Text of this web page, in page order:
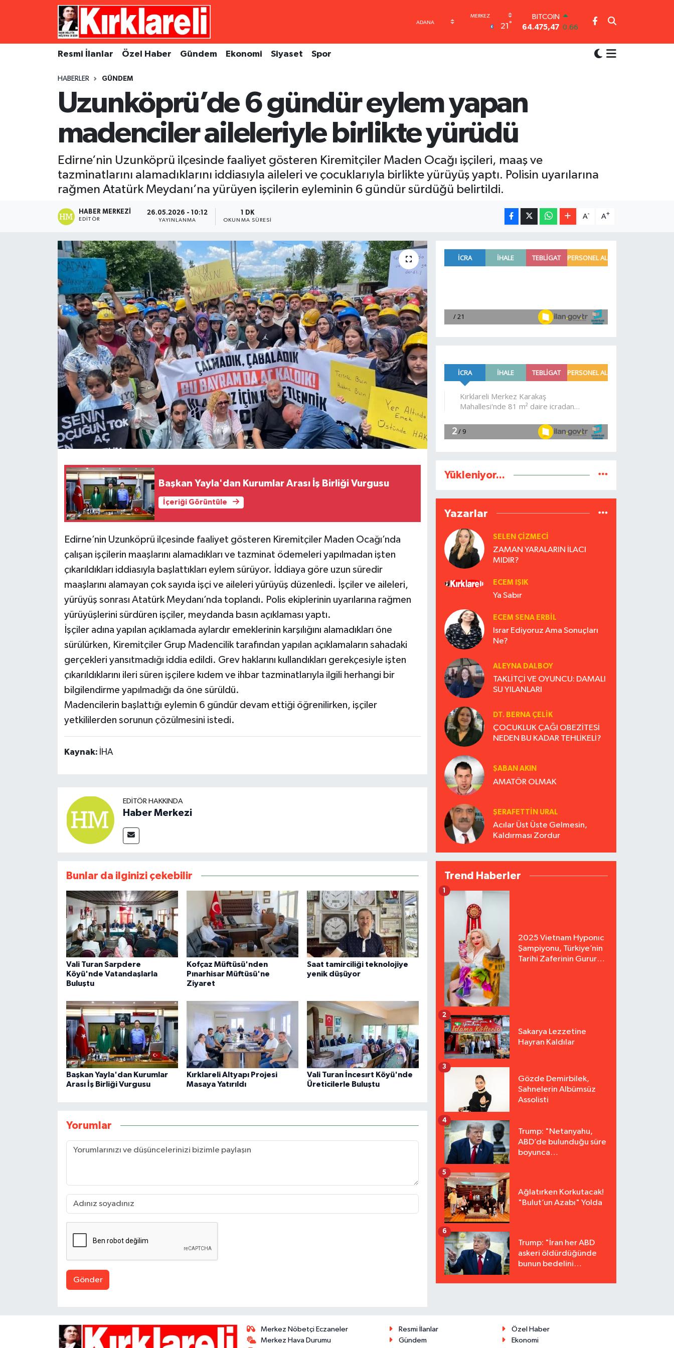
21 °
BITCOIN
64.475,47 0.66
GRAM ALTIN
6527.85
Resmi İlanlar Özel Haber Gündem Ekonomi Siyaset Spor
HABERLER GÜNDEM
Uzunköprü’de 6 gündür eylem yapan
madenciler aileleriyle birlikte yürüdü
Edirne’nin Uzunköprü ilçesinde faaliyet gösteren Kiremitçiler Maden Ocağı işçileri, maaş ve
tazminatlarını alamadıklarını iddiasıyla aileleri ve çocuklarıyla birlikte yürüyüş yaptı. Polisin uyarılarına
rağmen Atatürk Meydanı’na yürüyen işçilerin eyleminin 6 gündür sürdüğü belirtildi.
HABER MERKEZI
EDITÖR
26.05.2026 - 10:12
YAYINLANMA
1 DK
OKUNMA SÜRESI
A- A+
Başkan Yayla'dan Kurumlar Arası İş Birliği Vurgusu
İçeriği Görüntüle
Edirne’nin Uzunköprü ilçesinde faaliyet gösteren Kiremitçiler Maden Ocağı’nda
çalışan işçilerin maaşlarını alamadıkları ve tazminat ödemeleri yapılmadan işten
çıkarıldıkları iddiasıyla başlattıkları eylem sürüyor. İddiaya göre uzun süredir
maaşlarını alamayan çok sayıda işçi ve aileleri yürüyüş düzenledi. İşçiler ve aileleri,
yürüyüş sonrası Atatürk Meydanı’nda toplandı. Polis ekiplerinin uyarılarına rağmen
yürüyüşlerini sürdüren işçiler, meydanda basın açıklaması yaptı.
İşçiler adına yapılan açıklamada aylardır emeklerinin karşılığını alamadıkları öne
sürülürken, Kiremitçiler Grup Madencilik tarafından yapılan açıklamaların sahadaki
gerçekleri yansıtmadığı iddia edildi. Grev haklarını kullandıkları gerekçesiyle işten
çıkarıldıklarını ileri süren işçilere kıdem ve ihbar tazminatlarıyla ilgili herhangi bir
bilgilendirme yapılmadığı da öne sürüldü.
Madencilerin başlattığı eylemin 6 gündür devam ettiği öğrenilirken, işçiler
yetkililerden sorunun çözülmesini istedi.
Kaynak: İHA
EDITÖR HAKKINDA
Haber Merkezi
Bunlar da ilginizi çekebilir
Vali Turan Sarpdere
Köyü'nde Vatandaşlarla
Buluştu
Kofçaz Müftüsü'nden
Pınarhisar Müftüsü'ne
Ziyaret
Saat tamirciliği teknolojiye
yenik düşüyor
Başkan Yayla'dan Kurumlar
Arası İş Birliği Vurgusu
Kırklareli Altyapı Projesi
Masaya Yatırıldı
Vali Turan İncesırt Köyü'nde
Üreticilerle Buluştu
Yorumlar
Gönder
Yükleniyor...
Yazarlar
SELEN ÇİZMECİ
ZAMAN YARALARIN İLACI
MIDIR?
ECEM IŞIK
Ya Sabır
ECEM SENA ERBIL
Israr Ediyoruz Ama Sonuçları
Ne?
ALEYNA DALBOY
TAKLİTÇİ VE OYUNCU: DAMALI
SU YILANLARI
DT. BERNA ÇELIK
ÇOCUKLUK ÇAĞI OBEZİTESİ
NEDEN BU KADAR TEHLİKELİ?
ŞABAN AKIN
AMATÖR OLMAK
ŞERAFETTIN URAL
Acılar Üst Üste Gelmesin,
Kaldırması Zordur
Trend Haberler
2025 Vietnam Hyponıc
Şampiyonu, Türkiye’nin
Tarihi Zaferinin Gururu
1
Sakarya Lezzetine
Hayran Kaldılar
2
Gözde Demirbilek,
Sahnelerin Albümsüz
Assolisti
3
Trump: "Netanyahu,
ABD’de bulunduğu süre
boyunca
4
Ağlatırken Korkutacak!
"Bulut’un Azabı" Yolda
5
Trump: "İran her ABD
askeri öldürdüğünde
bunun bedelini
6
Merkez Nöbetçi Eczaneler
Merkez Hava Durumu
Resmi İlanlar
Özel Haber
Gündem
Ekonomi
Resmi İlanlar
Ekonomi
Magazin
Merkez Nöbetçi Eczaneler
Süper Lig Puan Durumu ve Fikstür
Tüm Manşetler
Son Dakika Haberleri
Haber Arşivi